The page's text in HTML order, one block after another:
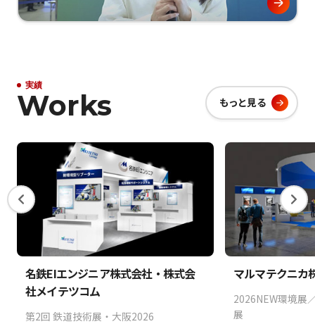
実績
Works もっと見る
名鉄EIエンジニア株式会社・株式会
社メイテツコム
第2回 鉄道技術展・大阪2026
マルマテクニカ
2026NEW環境展
展